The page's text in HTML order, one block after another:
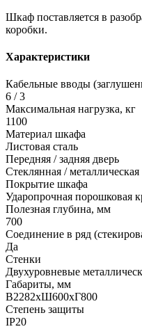
Шкаф поставляется в
коробки.
Характеристики
Кабельные вводы
6 / 3
Максимальная нагрузка, кг
1100
Материал шкафа
Листовая сталь
Передняя / задняя дверь
Стеклянная / металлическая
Покрытие шкафа
Ударопрочная порошковая
Полезная глубина, мм
700
Соединение в ряд
Да
Стенки
Двухуровневые
Габариты, мм
В2282хШ600хГ800
Степень защиты
IP20